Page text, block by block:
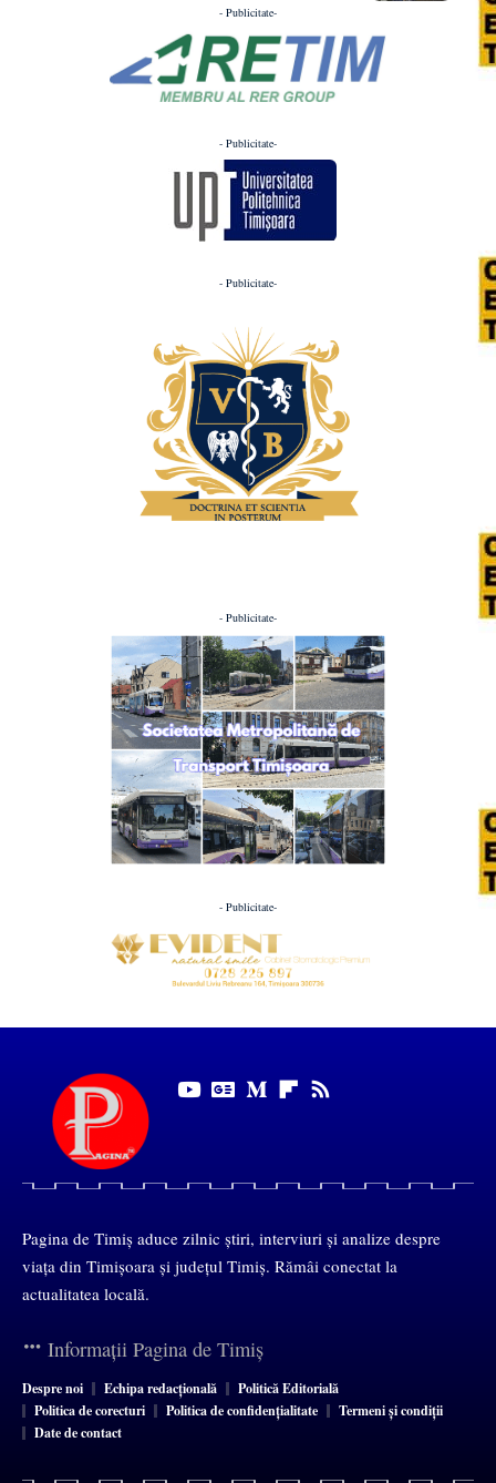
- Publicitate-
- Publicitate-
- Publicitate-
- Publicitate-
- Publicitate-
Pagina de Timiș aduce zilnic știri, interviuri și analize despre
viața din Timișoara și județul Timiș. Rămâi conectat la
actualitatea locală.
Informații Pagina de Timiș
Despre noi Echipa redacțională
Politică Editorială
Politica de corecturi
Politica de confidențialitate
Termeni și condiții
Date de contact